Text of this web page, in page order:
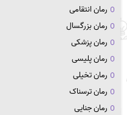
رمان انتقامی
رمان بزرگسال
رمان پزشکی
رمان پلیسی
رمان تخیلی
رمان ترسناک
رمان جنایی